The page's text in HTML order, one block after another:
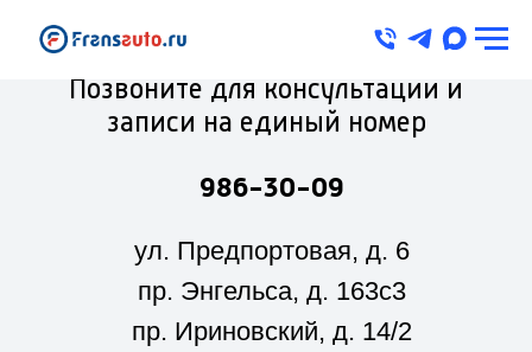
Позвоните для консультации и
записи на единый номер
986-30-09
ул. Предпортовая, д. 6
пр. Энгельса, д. 163с3
пр. Ириновский, д. 14/2